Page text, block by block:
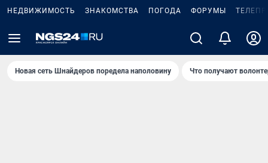
НЕДВИЖИМОСТЬ ЗНАКОМСТВА ПОГОДА ФОРУМЫ
Новая сеть Шнайдеров поредела наполовину Что получают